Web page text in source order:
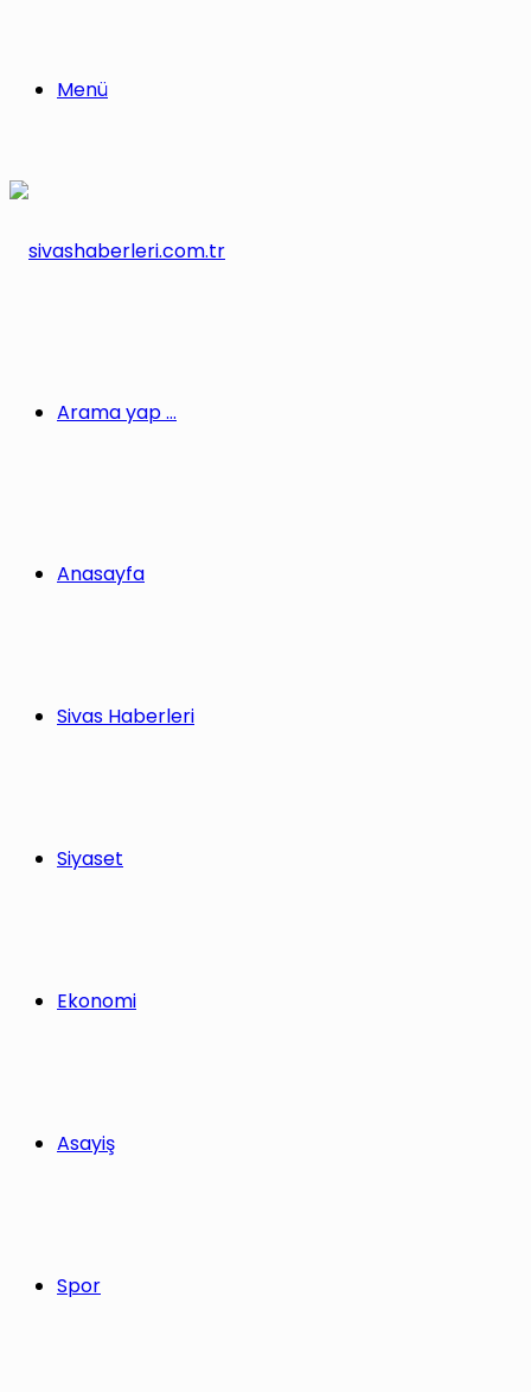
Menü
Arama yap ...
Anasayfa
Sivas Haberleri
Siyaset
Ekonomi
Asayiş
Spor